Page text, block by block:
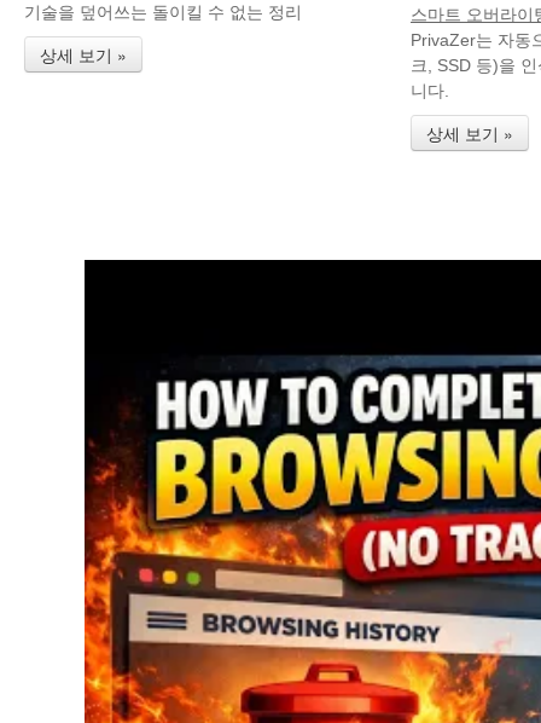
기술을 덮어쓰는 돌이킬 수 없는 정리
상세 보기 »
스마트 오버라
PrivaZer는 자동
크, SSD 등)을
니다.
상세 보기 »